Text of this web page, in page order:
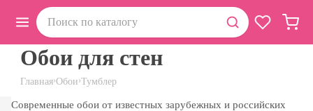
Главная›Обои›Тумблер
Обои для стен
Современные обои от известных зарубежных и российских